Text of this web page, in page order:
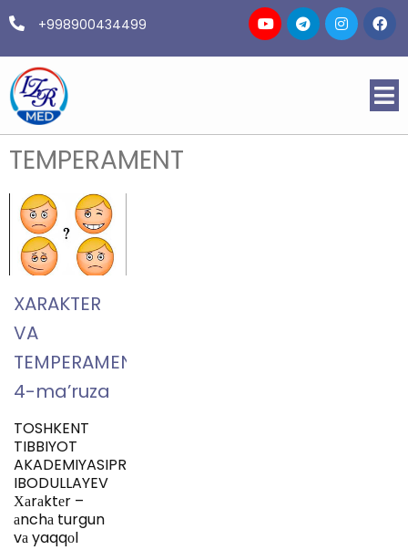
+998900434499
TEMPERAMENT
XARAKTER
VA
TEMPERAMENT
4-ma’ruza
TOSHKENT
TIBBIYOT
AKADEMIYASIPROFESSORZARIFBOY
IBODULLAYEV
Хаrаktеr –
аnchа turgun
vа yaqqоl